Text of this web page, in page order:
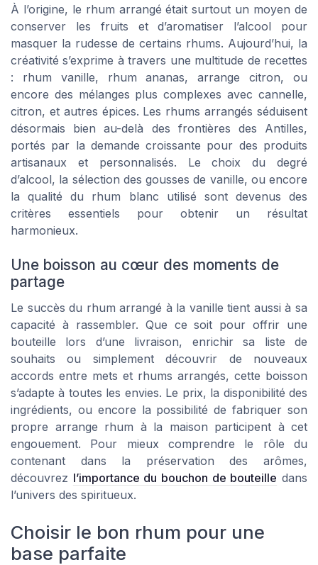
À l’origine, le rhum arrangé était surtout un moyen de
conserver les fruits et d’aromatiser l’alcool pour
masquer la rudesse de certains rhums. Aujourd’hui, la
créativité s’exprime à travers une multitude de recettes
: rhum vanille, rhum ananas, arrange citron, ou
encore des mélanges plus complexes avec cannelle,
citron, et autres épices. Les rhums arrangés séduisent
désormais bien au-delà des frontières des Antilles,
portés par la demande croissante pour des produits
artisanaux et personnalisés. Le choix du degré
d’alcool, la sélection des gousses de vanille, ou encore
la qualité du rhum blanc utilisé sont devenus des
critères essentiels pour obtenir un résultat
harmonieux.
Une boisson au cœur des moments de
partage
Le succès du rhum arrangé à la vanille tient aussi à sa
capacité à rassembler. Que ce soit pour offrir une
bouteille lors d’une livraison, enrichir sa liste de
souhaits ou simplement découvrir de nouveaux
accords entre mets et rhums arrangés, cette boisson
s’adapte à toutes les envies. Le prix, la disponibilité des
ingrédients, ou encore la possibilité de fabriquer son
propre arrange rhum à la maison participent à cet
engouement. Pour mieux comprendre le rôle du
contenant dans la préservation des arômes,
découvrez l’importance du bouchon de bouteille dans
l’univers des spiritueux.
Choisir le bon rhum pour une
base parfaite